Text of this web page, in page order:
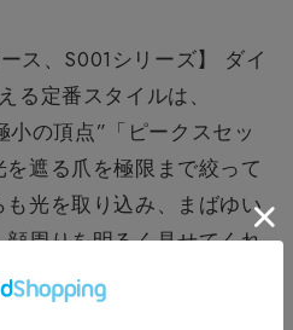
ス、S001シリーズ】 ダイ
る定番スタイルは、
小の頂点”「ピークスセッ
遮る爪を極限まで絞って
光を取り込み、まばゆい
周りを明るく見せてくれ
ラグジュアリーなシーン
ンプルだからこそ、細部